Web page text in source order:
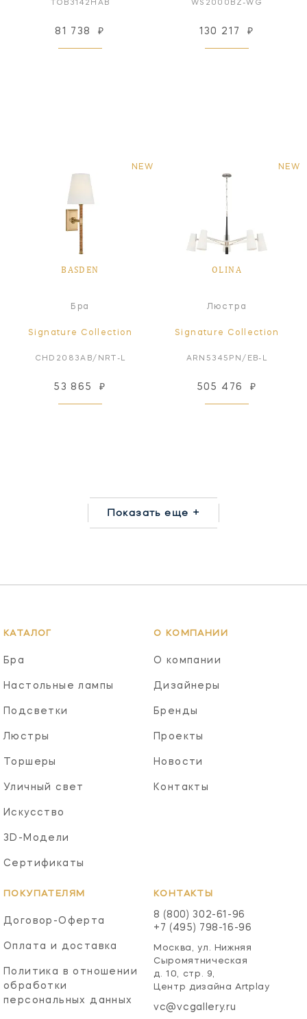
TOB3142HAB
81 738 ₽
WS2000BZ-WG
130 217 ₽
NEW
BASDEN
Бра
Signature Collection
CHD2083AB/NRT-L
53 865 ₽
NEW
OLINA
Люстра
Signature Collection
ARN5345PN/EB-L
505 476 ₽
Показать еще +
КАТАЛОГ
Бра
Настольные лампы
Подсветки
Люстры
Торшеры
Уличный свет
Искусство
3D-Модели
Сертификаты
О КОМПАНИИ
О компании
Дизайнеры
Бренды
Проекты
Новости
Контакты
ПОКУПАТЕЛЯМ
Договор-Оферта
Оплата и доставка
Политика в отношении
обработки
персональных данных
КОНТАКТЫ
8 (800) 302-61-96
+7 (495) 798-16-96
Москва, ул. Нижняя
Сыромятническая
д. 10, стр. 9,
Центр дизайна Artplay
vc@vcgallery.ru